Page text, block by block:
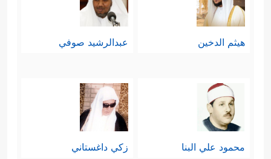
هيثم الدخين عبدالرشيد صوفي
محمود علي البنا زكي داغستاني